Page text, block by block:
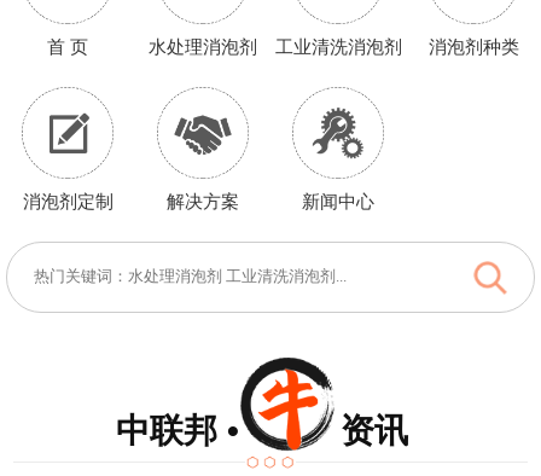
首 页 水处理消泡剂 工业清洗消泡剂 消泡剂种类
消泡剂定制 解决方案 新闻中心
中联邦 • 资讯